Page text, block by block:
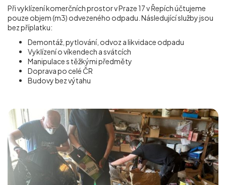
Při vyklízení komerčních prostor v Praze 17 v Řepích účtujeme
pouze objem (m3) odvezeného odpadu. Následující služby jsou
bez příplatku:
Demontáž, pytlování, odvoz a likvidace odpadu
Vyklízení o víkendech a svátcích
Manipulace s těžkými předměty
Doprava po celé ČR
Budovy bez výtahu